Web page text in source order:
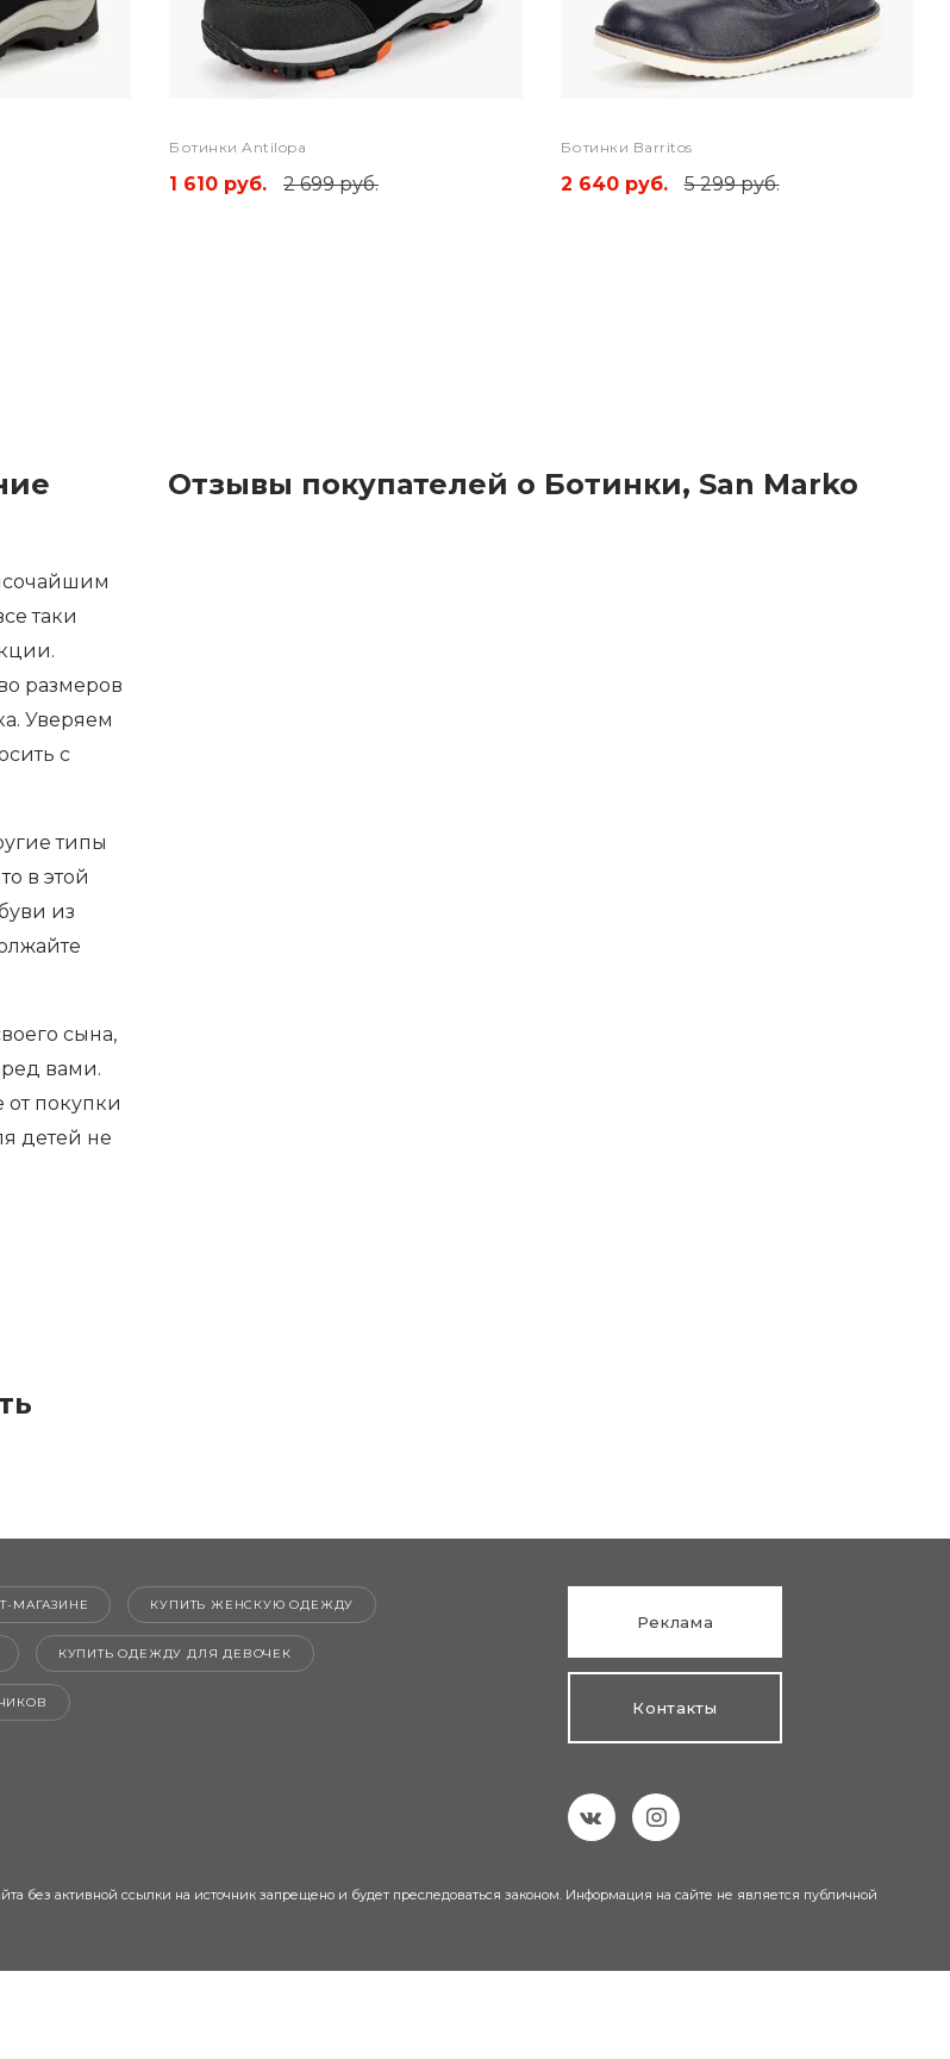
Ботинки Antilopa
1 610 руб. 2 699 руб.
Ботинки Barritos
2 640 руб. 5 299 руб.
таки
размеров
Уверяем
с
типы
в этой
из
сына,
вами.
покупки
детей не
Отзывы покупателей о Ботинки, San Marko
МАГАЗИНЕ КУПИТЬ ЖЕНСКУЮ ОДЕЖДУ
КУПИТЬ ОДЕЖДУ ДЛЯ ДЕВОЧЕК
Реклама
Контакты
без активной ссылки на источник запрещено и будет преследоваться законом. Информация на сайте не является публичной